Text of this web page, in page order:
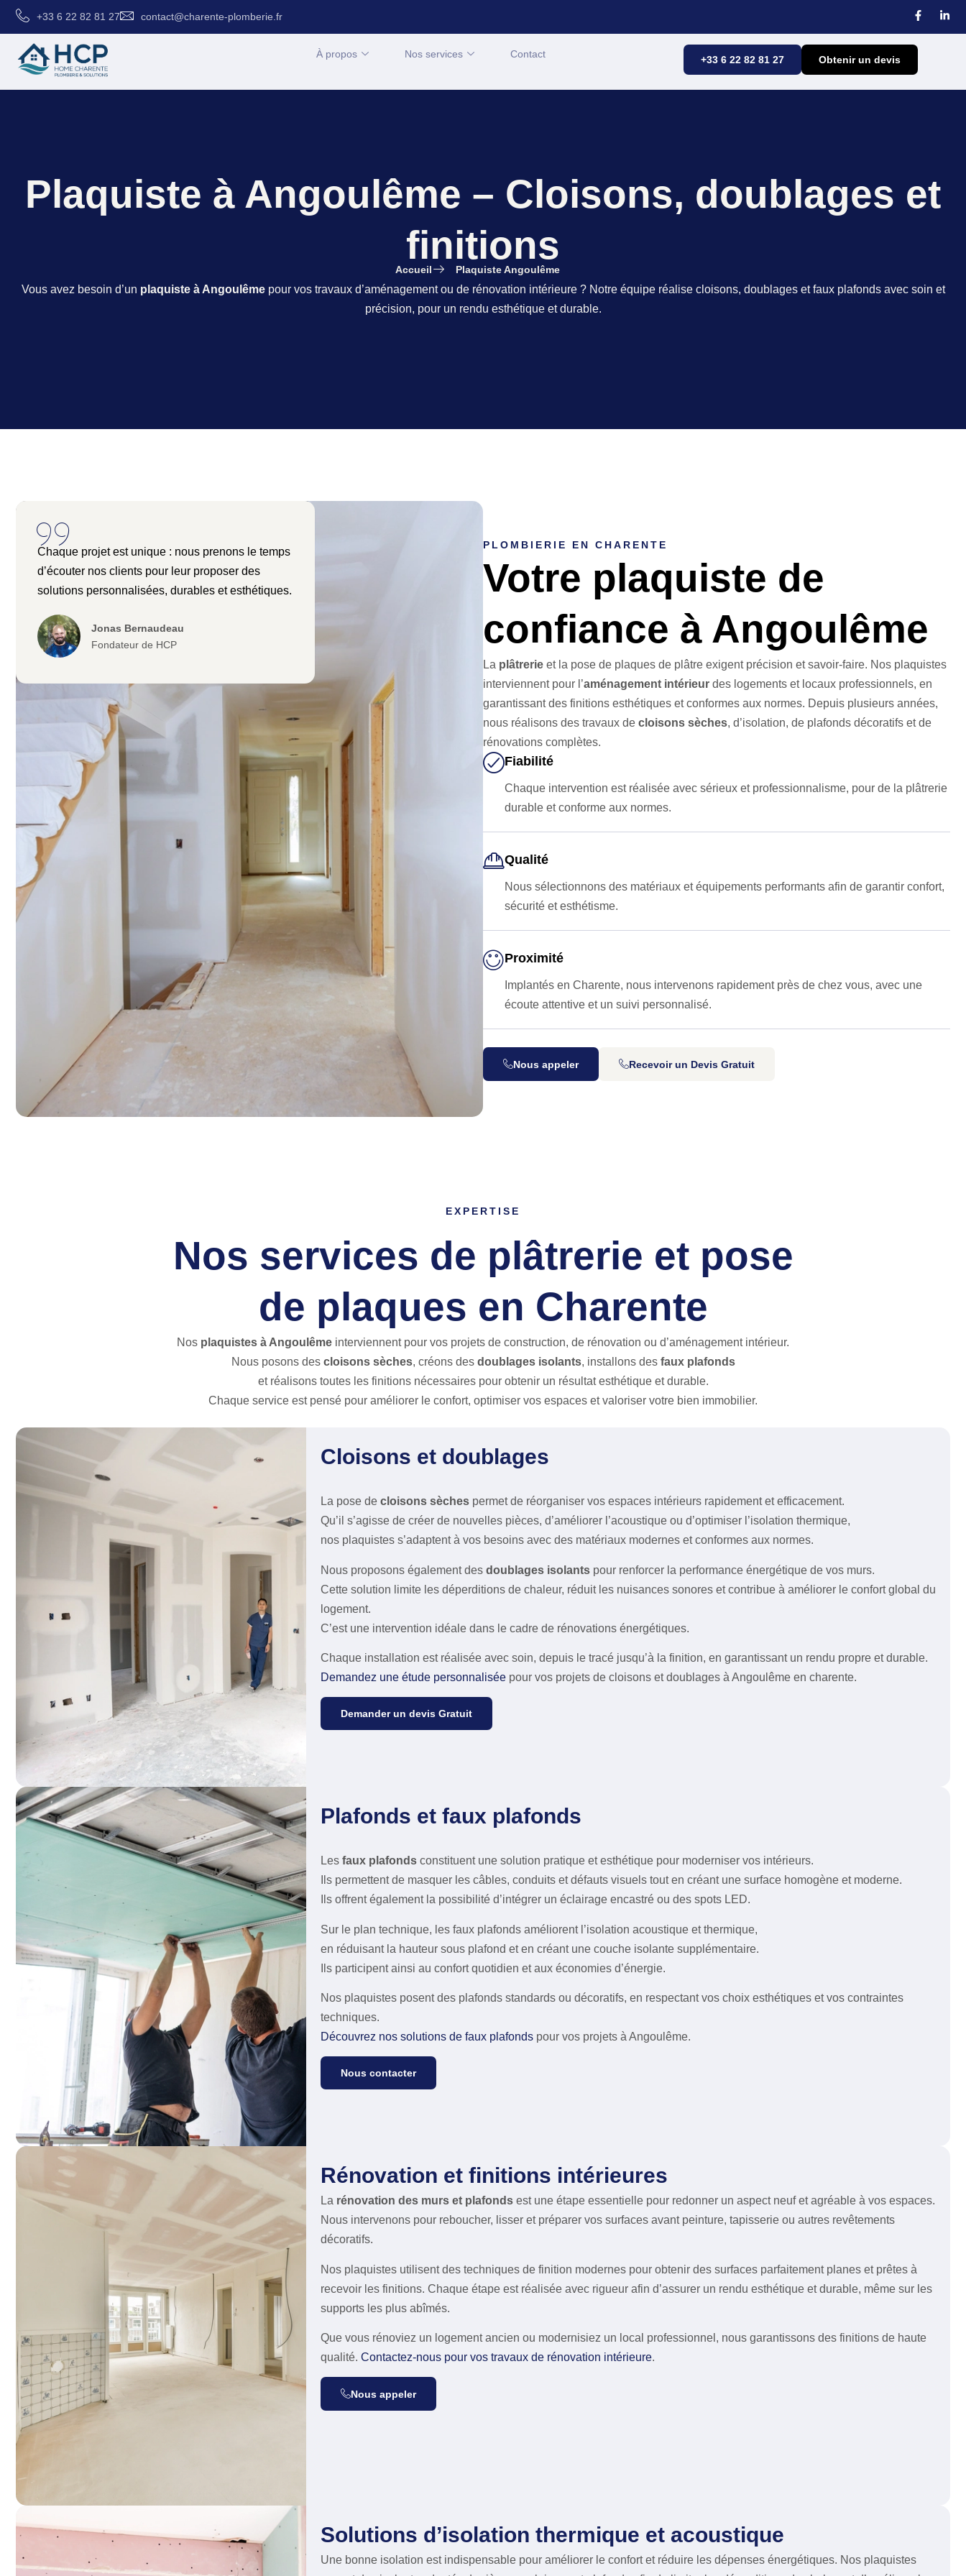
+33 6 22 82 81 27 contact@charente-plomberie.fr
À propos Nos services Contact
+33 6 22 82 81 27 Obtenir un devis
Plaquiste à Angoulême – Cloisons, doublages et
finitions
Accueil Plaquiste Angoulême
Vous avez besoin d’un plaquiste à Angoulêmepour vos travaux d’aménagement ou de rénovation intérieure ? Notre équipe réalise cloisons, doublages et faux plafonds avec soin et
précision, pour un rendu esthétique et durable.
Chaque projet est unique : nous prenons le temps
d’écouter nos clients pour leur proposer des
solutions personnalisées, durables et esthétiques.
Jonas Bernaudeau
Fondateur de HCP
PLOMBIERIE EN CHARENTE
Votre plaquiste de
confiance à Angoulême
La plâtrerie et la pose de plaques de plâtre exigent précision et savoir-faire. Nos plaquistes
interviennent pour l’aménagement intérieur des logements et locaux professionnels, en
garantissant des finitions esthétiques et conformes aux normes. Depuis plusieurs années,
nous réalisons des travaux de cloisons sèches, d’isolation, de plafonds décoratifs et de
rénovations complètes.
Fiabilité
Chaque intervention est réalisée avec sérieux et professionnalisme, pour de la plâtrerie
durable et conforme aux normes.
Qualité
Nous sélectionnons des matériaux et équipements performants afin de garantir confort,
sécurité et esthétisme.
Proximité
Implantés en Charente, nous intervenons rapidement près de chez vous, avec une
écoute attentive et un suivi personnalisé.
Nous appeler Recevoir un Devis Gratuit
EXPERTISE
Nos services de plâtrerie et pose
de plaques en Charente
Nos plaquistes à Angoulême interviennent pour vos projets de construction, de rénovation ou d’aménagement intérieur.
Nous posons des cloisons sèches, créons des doublages isolants, installons des faux plafonds
et réalisons toutes les finitions nécessaires pour obtenir un résultat esthétique et durable.
Chaque service est pensé pour améliorer le confort, optimiser vos espaces et valoriser votre bien immobilier.
Cloisons et doublages
La pose de cloisons sèchespermet de réorganiser vos espaces intérieurs rapidement et efficacement.
Qu’il s’agisse de créer de nouvelles pièces, d’améliorer l’acoustique ou d’optimiser l’isolation thermique,
nos plaquistes s’adaptent à vos besoins avec des matériaux modernes et conformes aux normes.
Nous proposons également des doublages isolantspour renforcer la performance énergétique de vos murs.
Cette solution limite les déperditions de chaleur, réduit les nuisances sonores et contribue à améliorer le confort global du
logement.
C’est une intervention idéale dans le cadre de rénovations énergétiques.
Chaque installation est réalisée avec soin, depuis le tracé jusqu’à la finition, en garantissant un rendu propre et durable.
Demandez une étude personnaliséepour vos projets de cloisons et doublages à Angoulême en charente.
Demander un devis Gratuit
Plafonds et faux plafonds
Les faux plafondsconstituent une solution pratique et esthétique pour moderniser vos intérieurs.
Ils permettent de masquer les câbles, conduits et défauts visuels tout en créant une surface homogène et moderne.
Ils offrent également la possibilité d’intégrer un éclairage encastré ou des spots LED.
Sur le plan technique, les faux plafonds améliorent l’isolation acoustique et thermique,
en réduisant la hauteur sous plafond et en créant une couche isolante supplémentaire.
Ils participent ainsi au confort quotidien et aux économies d’énergie.
Nos plaquistes posent des plafonds standards ou décoratifs, en respectant vos choix esthétiques et vos contraintes
techniques.
Découvrez nos solutions de faux plafondspour vos projets à Angoulême.
Nous contacter
Rénovation et finitions intérieures
La rénovation des murs et plafondsest une étape essentielle pour redonner un aspect neuf et agréable à vos espaces.
Nous intervenons pour reboucher, lisser et préparer vos surfaces avant peinture, tapisserie ou autres revêtements
décoratifs.
Nos plaquistes utilisent des techniques de finition modernes pour obtenir des surfaces parfaitement planes et prêtes à
recevoir les finitions. Chaque étape est réalisée avec rigueur afin d’assurer un rendu esthétique et durable, même sur les
supports les plus abîmés.
Que vous rénoviez un logement ancien ou modernisiez un local professionnel, nous garantissons des finitions de haute
qualité. Contactez-nous pour vos travaux de rénovation intérieure.
Nous appeler
Solutions d’isolation thermique et acoustique
Une bonne isolation est indispensable pour améliorer le confort et réduire les dépenses énergétiques. Nos plaquistes